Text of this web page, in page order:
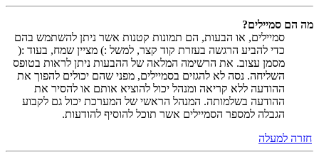
מה הם סמיילים?
סמיילים, או הבעות, הם תמונות קטנות אשר ניתן להשתמש בהם
כדי להביע הרגשה בעזרת קוד קצר, למשל :) מציין שמח, בעוד :(
מסמן עצוב. את הרשימה המלאה של ההבעות ניתן לראות בטופס
השליחה. נסה לא להגזים בסמיילים, מפני שהם יכולים להפוך את
ההודעה ללא קריאה ומנהל יכול להוציא אותם או להסיר את
ההודעה בשלמותה. המנהל הראשי של המערכת יכול גם לקבוע
הגבלה למספר הסמיילים אשר תוכל להוסיף להודעות.
חזרה למעלה